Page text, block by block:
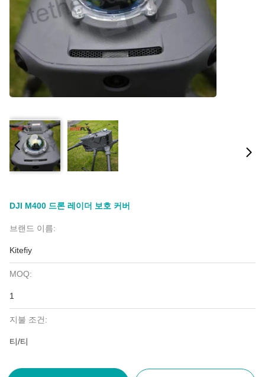
DJI M400 드론 레이더 보호 커버
브랜드 이름:
Kitefiy
MOQ:
1
지불 조건:
티/티